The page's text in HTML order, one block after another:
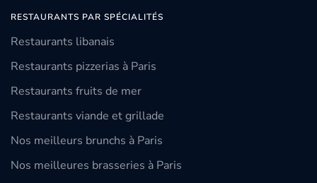
RESTAURANTS PAR SPÉCIALITÉS
Restaurants libanais
Restaurants pizzerias à Paris
Restaurants fruits de mer
Restaurants viande et grillade
Nos meilleurs brunchs à Paris
Nos meilleures brasseries à Paris